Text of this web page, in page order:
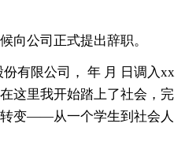
向公司正式提出辞职。
有限公司， 年 月 日调入xx
这里我开始踏上了社会，完
变——从一个学生到社会人